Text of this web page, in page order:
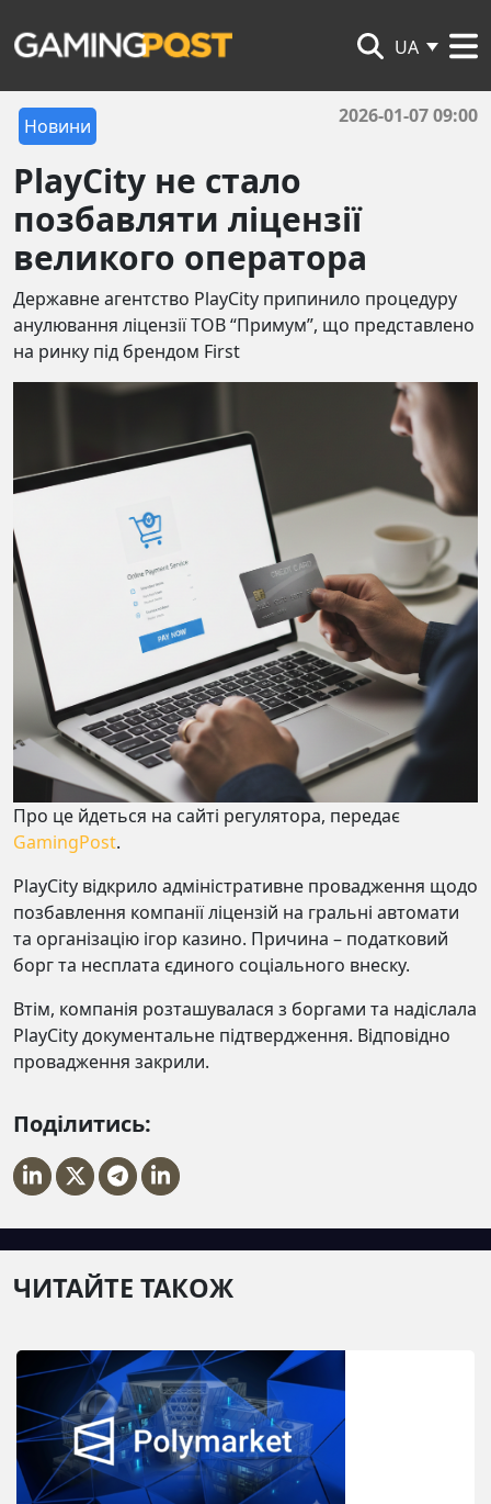
UA
Новини 2026-01-07 09:00
PlayCity не стало
позбавляти ліцензії
великого оператора
Державне агентство PlayCity припинило процедуру
анулювання ліцензії ТОВ “Примум”, що представлено
на ринку під брендом First
Про це йдеться на сайті регулятора, передає
GamingPost.
PlayCity відкрило адміністративне провадження щодо
позбавлення компанії ліцензій на гральні автомати
та організацію ігор казино. Причина – податковий
борг та несплата єдиного соціального внеску.
Втім, компанія розташувалася з боргами та надіслала
PlayCity документальне підтвердження. Відповідно
провадження закрили.
Поділитись:
ЧИТАЙТЕ ТАКОЖ